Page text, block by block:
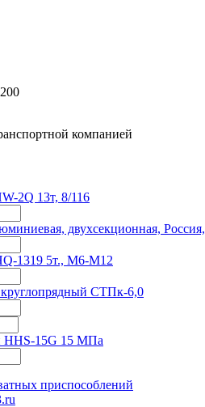
компанией
2Q 13т, 8/116
двухсекционная, Россия,
1319 5т., M6-M12
СТПк-6,0
HHS-15G 15 МПа
приспособлений